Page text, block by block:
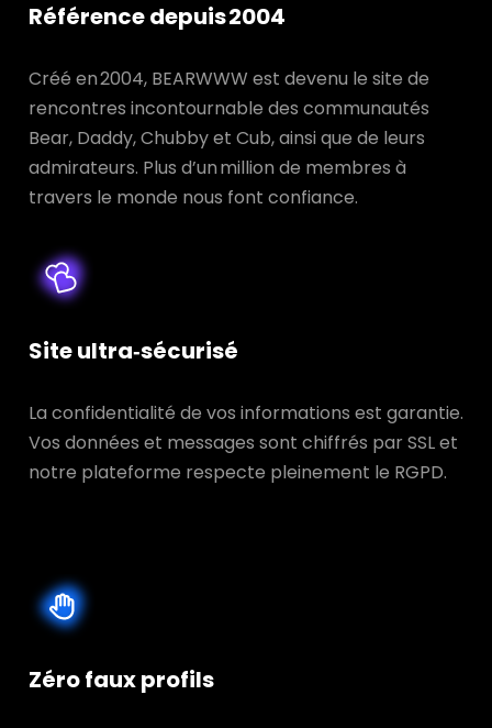
Référence depuis 2004
Créé en 2004, BEARWWW est devenu le site de
rencontres incontournable des communautés
Bear, Daddy, Chubby et Cub, ainsi que de leurs
admirateurs. Plus d’un million de membres à
travers le monde nous font confiance.
Site ultra‑sécurisé
La confidentialité de vos informations est garantie.
Vos données et messages sont chiffrés par SSL et
notre plateforme respecte pleinement le RGPD.
Zéro faux profils